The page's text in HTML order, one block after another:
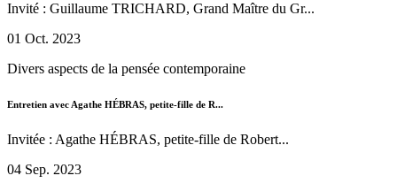
Invité : Guillaume TRICHARD, Grand Maître du Gr...
01 Oct. 2023
Divers aspects de la pensée contemporaine
Entretien avec Agathe HÉBRAS, petite-fille de R...
Invitée : Agathe HÉBRAS, petite-fille de Robert...
04 Sep. 2023